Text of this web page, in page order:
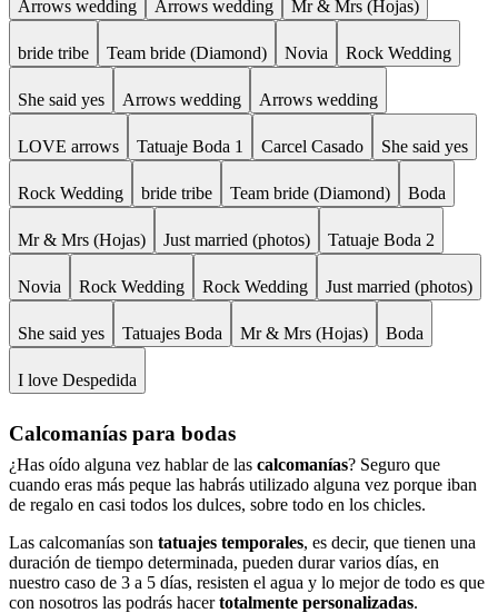
Arrows wedding Arrows wedding Mr & Mrs (Hojas)
bride tribe Team bride (Diamond) Novia Rock Wedding
She said yes Arrows wedding Arrows wedding
LOVE arrows Tatuaje Boda 1 Carcel Casado She said yes
Rock Wedding bride tribe Team bride (Diamond) Boda
Mr & Mrs (Hojas) Just married (photos) Tatuaje Boda 2
Novia Rock Wedding Rock Wedding Just married (photos)
She said yes Tatuajes Boda Mr & Mrs (Hojas) Boda
I love Despedida
Calcomanías para bodas
¿Has oído alguna vez hablar de las calcomanías? Seguro que
cuando eras más peque las habrás utilizado alguna vez porque iban
de regalo en casi todos los dulces, sobre todo en los chicles.
Las calcomanías son tatuajes temporales, es decir, que tienen una
duración de tiempo determinada, pueden durar varios días, en
nuestro caso de 3 a 5 días, resisten el agua y lo mejor de todo es que
con nosotros las podrás hacertotalmente personalizadas.